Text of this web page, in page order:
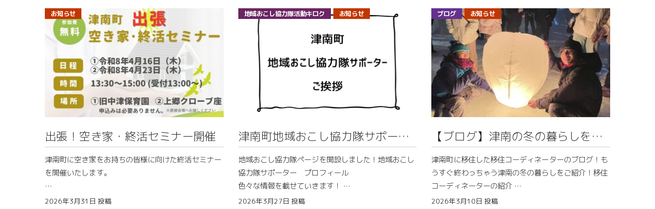
い切って動画の世界に飛び込んでみたんだ。
ぼく、画面の前のキミに津南の素晴らしい魅力が少し
でも伝わるように一生懸命がんばって動画を撮ったか
ら、いま公開している動画の見どころをちょっとだけ
いま公開しているショート動画では、とにかく景色が
とっても綺麗な「川の展望台」。
な河岸段丘と、その下を雄大に流れる信濃川。
ここから吹き抜ける爽やかな風と広い景色をみんなに
届けたくて撮影してみたんだ。日頃のマルチタスクで
「ちょっと頭が疲れちゃったな……」なんていうキミ
も、この景色を観れば一瞬で心がすっきり「ととの
う」のを感じられるかもしれないな。
がらお散歩する、という内容です。
私は途中から参加し、車で追いかけながらの参加とな
りました。
見玉から反里口の手前までは、まだ咲いていない。
ところが、反里口に入ると二分咲きくらい。
そして秋成まで来ると、ほぼ満開！
残雪の量も相まって、標高差が目に見える！
津南にも徐々に春が来た～！
一気に、じゃないところがおもしろい！普段は車で通
り過ぎてしまうため、桜以外も含めてじっくり見て歩
いたことなんてなかなかなかった「電車道」（国道
405号線）。
協力隊員と町の皆さんが気軽に話せる場所でありたい
と思い、
”開放日”を実施しています！！
＊＊＊＊＊＊＊＊＊＊＊＊＊＊＊
毎週水曜日 10時～17時
※祝日は除く
します。
・Wi-Fiあります。
・お水、お湯、紙コップ あります。
・少しですが、お菓子やお茶もあります！
食事を楽しんでください！
なお、つなPo！カードの発行・ポイント付与は役場観
光地域づくり課で行うことができます。
税務町民課町民班にて転入届を提出した後に観光地域
づくり課へお越しください。
す。つなPo!カードはスマートフォン用アプリもあり
ます！
カードを持ち歩かなくてもお買い得な情報やポイント
確認ができる便利なアプリ！
こちらもぜひダウンロードしてご利用ください！
移住コーディネーターの照井です！
津南町では引っ越し祝いとして、町内加盟店で使える
1000ポイント（1000円分）を贈呈します。
私はつなPo！カードでポイ活してます。
つなPo!加盟店の支払いの際、カードやアプリを提示
するとポイントが貯まり、
貯まったポイントは支払いに使えます！
店舗によっては「ポイント2倍！デー」などイベント
お知らせ
出張！空き家・終活セミナー開催
津南町に空き家をお持ちの皆様に向けた終活セミナー
を開催いたします。
空き家は人が住まなくなると傷みが急速に進みます。
2026年3月31日 投稿
地域おこし協力隊活動キロク お知らせ
津南町地域おこし協力隊サポータ
ーからのご挨拶
地域おこし協力隊ページを開設しました！地域おこし
協力隊サポーター プロフィール
色々な情報を載せていきます！
はじめまして！津南町地域おこし協力隊サポーターの
2026年3月27日 投稿
ブログ お知らせ
【ブログ】津南の冬の暮らしをご
紹介
津南町に移住した移住コーディネーターのブログ！も
うすぐ終わっちゃう津南の冬の暮らしをご紹介！移住
コーディネーターの紹介
つなん雪まつりまであと少し！津南町の今
2026年3月10日 投稿